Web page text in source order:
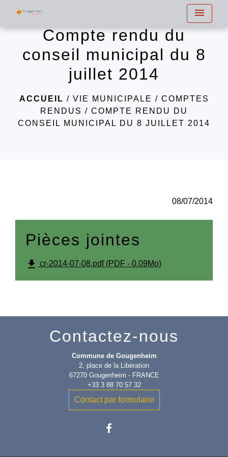
menu
Compte rendu du
conseil municipal du 8
juillet 2014
ACCUEIL / VIE MUNICIPALE / COMPTES
RENDUS / COMPTE RENDU DU
CONSEIL MUNICIPAL DU 8 JUILLET 2014
08/07/2014
Pièces jointes
file_download cr-2014-07-08.pdf (PDF - 0.09Mo)
Contactez-nous
Commune de Gougenheim
2, place de la Libération
67270 Gougenheim - FRANCE
+33 3 88 70 57 32
Contact par formulaire